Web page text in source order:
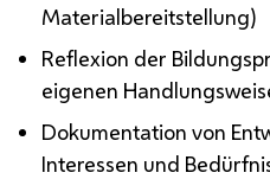
Materialbereitstellung)
Reflexion der
eigenen
Dokumentation von
Interessen und